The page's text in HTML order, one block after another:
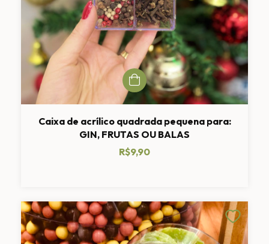
Caixa de acrílico quadrada pequena para:
GIN, FRUTAS OU BALAS
R$9,90